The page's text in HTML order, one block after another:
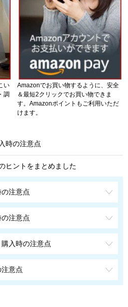
い
調
Amazonでお買い物するように、安全
＆最短2クリックでお買い物できま
す。Amazonポイントもご利用いただ
けます。
時の注意点
ヒントをまとめました
注意点
注意点
入時の注意点
意点